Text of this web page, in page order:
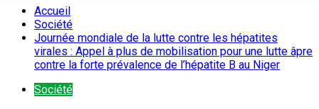
Accueil
Société
Journée mondiale de la lutte contre les hépatites
virales : Appel à plus de mobilisation pour une lutte âpre
contre la forte prévalence de l’hépatite B au Niger
Société